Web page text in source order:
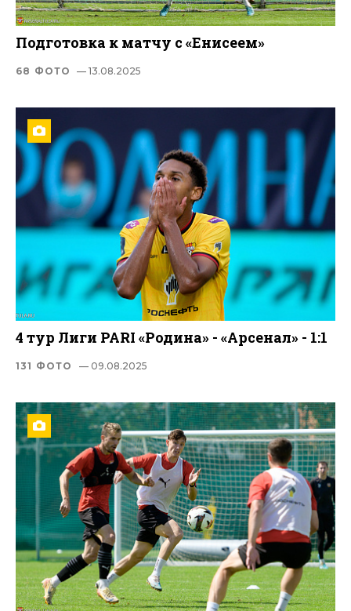
Подготовка к матчу с «Енисеем»
68 ФОТО — 13.08.2025
4 тур Лиги PARI «Родина» - «Арсенал» - 1:1
131 ФОТО — 09.08.2025